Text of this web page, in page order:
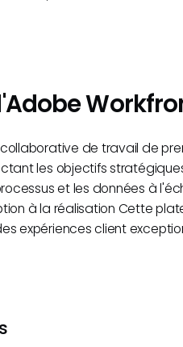
de travail de
les objectifs
et les données à
à la réalisation Cette
expériences client